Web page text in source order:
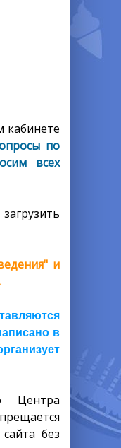
кабинете
по
всех
и
в
Центра
без